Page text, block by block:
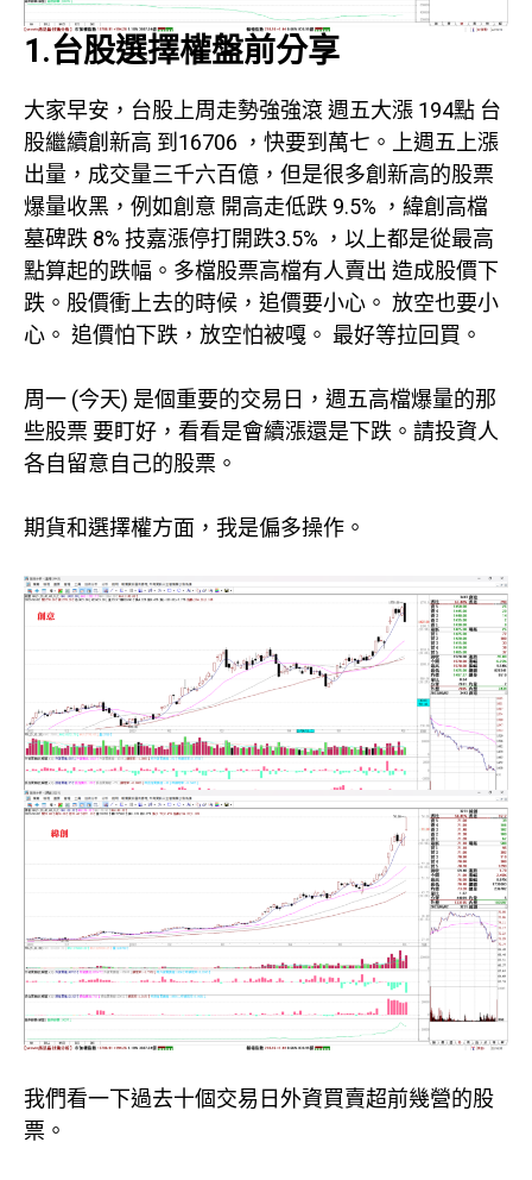
1.台股選擇權盤前分享
大家早安，台股上周走勢強強滾 週五大漲 194點 台
股繼續創新高 到16706 ，快要到萬七。上週五上漲
出量，成交量三千六百億，但是很多創新高的股票
爆量收黑，例如創意 開高走低跌 9.5% ，緯創高檔
墓碑跌 8% 技嘉漲停打開跌3.5% ，以上都是從最高
點算起的跌幅。多檔股票高檔有人賣出 造成股價下
跌。股價衝上去的時候，追價要小心。 放空也要小
心。 追價怕下跌，放空怕被嘎。 最好等拉回買。
周一 (今天) 是個重要的交易日，週五高檔爆量的那
些股票 要盯好，看看是會續漲還是下跌。請投資人
各自留意自己的股票。
期貨和選擇權方面，我是偏多操作。
我們看一下過去十個交易日外資買賣超前幾營的股
票。